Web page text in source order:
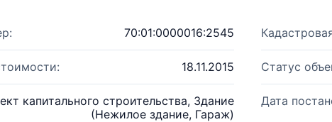
70:01:0000016:2545
18.11.2015 Статус
капитального строительства, Здание
(Нежилое здание, Гараж)
Дата